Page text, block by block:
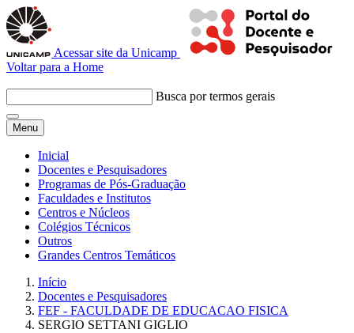
Acessar site da Unicamp
Voltar para a Home
Busca por termos gerais
Menu
Inicial
Docentes e Pesquisadores
Programas de Pós-Graduação
Faculdades e Institutos
Centros e Núcleos
Colégios Técnicos
Outros
Grandes Centros Temáticos
Início
Docentes e Pesquisadores
FEF - FACULDADE DE EDUCACAO FISICA
SERGIO SETTANI GIGLIO